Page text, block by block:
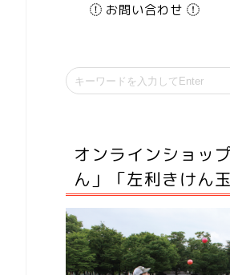
お問い合わせ
オンラインショッ
ん」「左利きけん